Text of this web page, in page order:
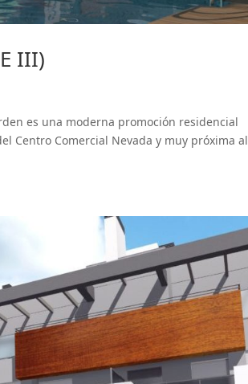
III)
es una moderna promoción residencial
Centro Comercial Nevada y muy próxima al